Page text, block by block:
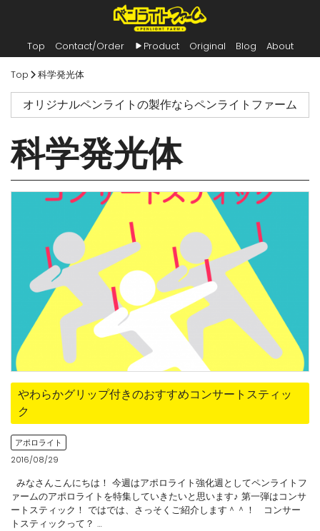
Top Contact/Order Product Original Blog About
Top 科学発光体
オリジナルペンライトの製作ならペンライトファーム
科学発光体
やわらかグリップ付きのおすすめコンサートスティッ
ク
アポロライト
2016/08/29
みなさんこんにちは！ 今週はアポロライト強化週としてペンライトフ
ァームのアポロライトを特集していきたいと思います♪ 第一弾はコンサ
ートスティック！ ではでは、さっそくご紹介します＾＾！ コンサー
トスティックって？ …